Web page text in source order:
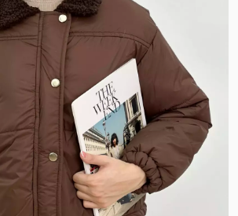
لایوسل شیشه ای
سیلک لایوسل
پری شیشه ای
سیلک
ینزی